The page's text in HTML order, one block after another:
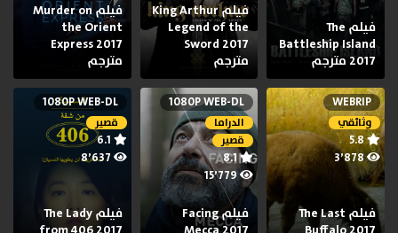
فيلم The
Battleship Island
2017 مترجم
فيلم King Arthur
Legend of the
Sword 2017
مترجم
فيلم Murder on
the Orient
Express 2017
مترجم
WEBRIP
وثائقي
5.8
3٬878
فيلم The Last
1080P WEB-DL
الدراما
قصير
8.1
15٬779
فيلم Facing
1080P WEB-DL
قصير
فيلم The Lady